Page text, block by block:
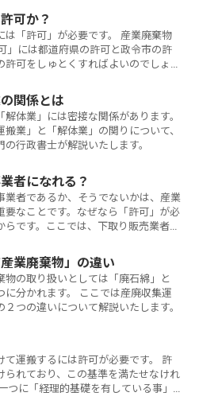
可か？
「許可」が必要です。 産業廃棄物
」には都道府県の許可と政令市の許
可をしゅとくすればよいのでしょう
関係とは
体業」には密接な関係があります。
業」と「解体業」の関りについて、
行政書士が解説いたします。
者になれる？
者であるか、そうでないかは、産業
なことです。なぜなら「許可」が必
です。ここでは、下取り販売業者が
業廃棄物」の違い
の取り扱いとしては「廃石綿」と
に分かれます。 ここでは産廃収集運
つの違いについて解説いたします。
運搬するには許可が必要です。 許
れており、この基準を満たせなけれ
に「経理的基礎を有している事」